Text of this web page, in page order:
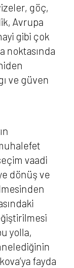
göç,
Avrupa
gibi çok
noktasında
ve güven
vaadi
dönüş ve
yolla,
fayda